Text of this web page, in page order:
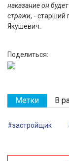
наказание он
стражи, - старший
Якушевич.
Поделиться:
Метки В
#застройщик